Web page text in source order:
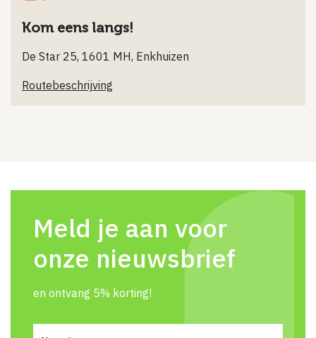
Kom eens langs!
De Star 25, 1601 MH, Enkhuizen
Routebeschrijving
Meld je aan voor
onze nieuwsbrief
en ontvang 5% korting!